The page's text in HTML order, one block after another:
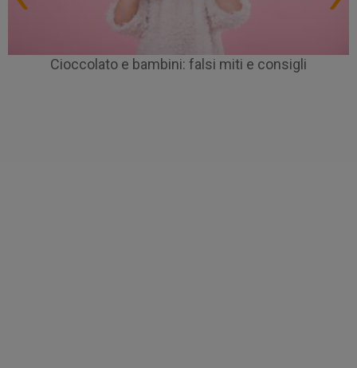
Cioccolato e bambini: falsi miti e consigli